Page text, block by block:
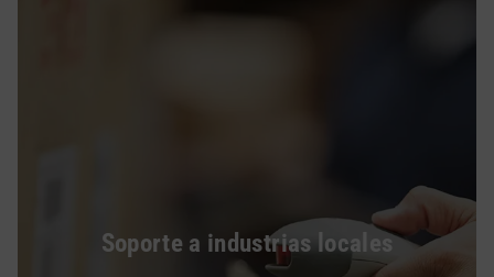
Soporte a industrias locales